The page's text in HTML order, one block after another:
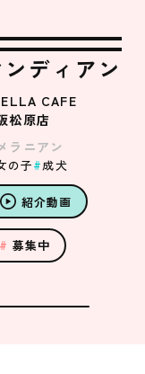
ンディアン
CAFE
松原店
ラニアン
の子 成犬
紹介動画
募集中